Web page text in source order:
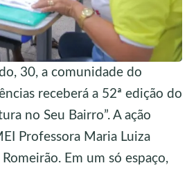
30, a comunidade do
receberá a 52ª edição do
no Seu Bairro”. A ação
Professora Maria Luiza
Em um só espaço,